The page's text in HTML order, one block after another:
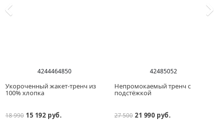
4244464850
Укороченный жакет-тренч из
100% хлопка
18 990 15 192 руб.
42485052
Непромокаемый тренч с
подстёжкой
27 500 21 990 руб.